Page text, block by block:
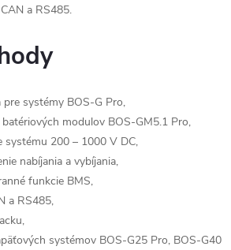
a RS485.
pre systémy BOS-G Pro,
modulov BOS-GM5.1 Pro,
systému 200 – 1000 V DC,
nabíjania a vybíjania,
funkcie BMS,
a RS485,
systémov BOS-G25 Pro, BOS-G40